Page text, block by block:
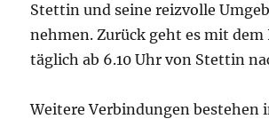
Stettin und seine reizvolle
nehmen. Zurück geht es mit
täglich ab 6.10 Uhr von Stettin
Weitere Verbindungen bestehen